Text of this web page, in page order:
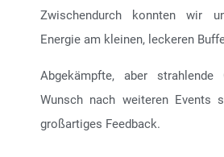
Zwischendurch konnten wir
Energie am kleinen, leckeren
Abgekämpfte, aber
Wunsch nach weiteren Events
großartiges Feedback.